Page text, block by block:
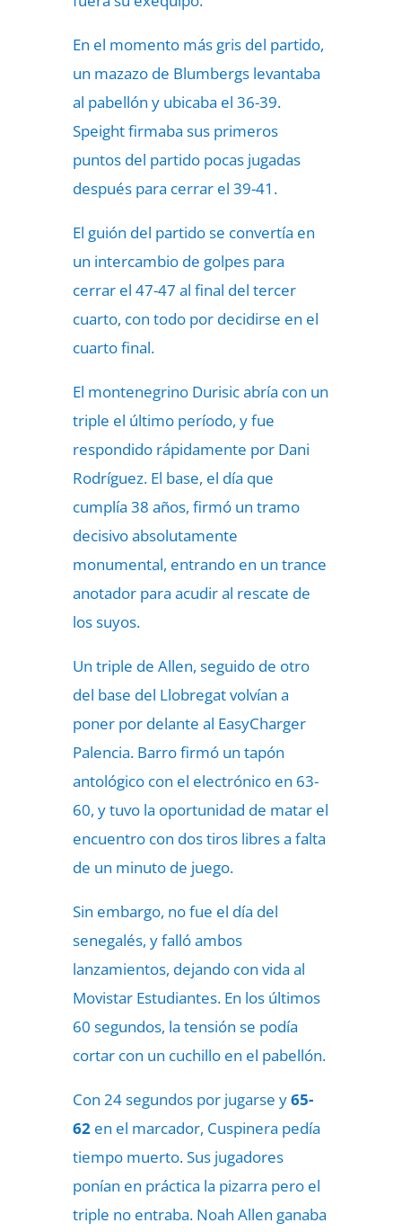
En el momento más gris del partido,
un mazazo de Blumbergs levantaba
al pabellón y ubicaba el 36-39.
Speight firmaba sus primeros
puntos del partido pocas jugadas
después para cerrar el 39-41.
El guión del partido se convertía en
un intercambio de golpes para
cerrar el 47-47 al final del tercer
cuarto, con todo por decidirse en el
cuarto final.
El montenegrino Durisic abría con un
triple el último período, y fue
respondido rápidamente por Dani
Rodríguez. El base, el día que
cumplía 38 años, firmó un tramo
decisivo absolutamente
monumental, entrando en un trance
anotador para acudir al rescate de
los suyos.
Un triple de Allen, seguido de otro
del base del Llobregat volvían a
poner por delante al EasyCharger
Palencia. Barro firmó un tapón
antológico con el electrónico en 63-
60, y tuvo la oportunidad de matar el
encuentro con dos tiros libres a falta
de un minuto de juego.
Sin embargo, no fue el día del
senegalés, y falló ambos
lanzamientos, dejando con vida al
Movistar Estudiantes. En los últimos
60 segundos, la tensión se podía
cortar con un cuchillo en el pabellón.
Con 24 segundos por jugarse y65-
62en el marcador, Cuspinera pedía
tiempo muerto. Sus jugadores
ponían en práctica la pizarra pero el
triple no entraba. Noah Allen ganaba